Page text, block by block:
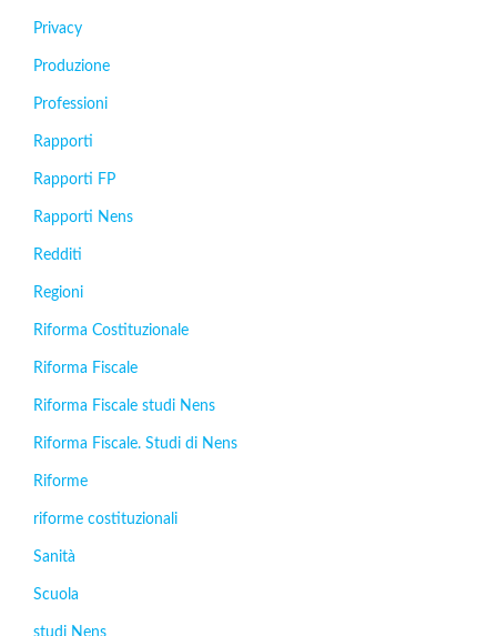
Privacy
Produzione
Professioni
Rapporti
Rapporti FP
Rapporti Nens
Redditi
Regioni
Riforma Costituzionale
Riforma Fiscale
Riforma Fiscale studi Nens
Riforma Fiscale. Studi di Nens
Riforme
riforme costituzionali
Sanità
Scuola
studi Nens